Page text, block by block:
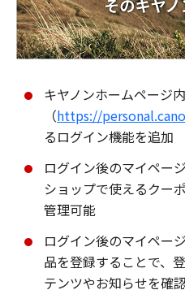
キヤノンホームページ
（https://
るログイン機能を追加
ログイン後のマイペー
ショップで使えるクー
管理可能
ログイン後のマイペー
品を登録することで、
テンツやお知らせを確